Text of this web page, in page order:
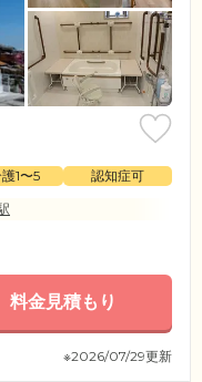
1〜5
認知症可
料金見積もり
※2026/07/29更新